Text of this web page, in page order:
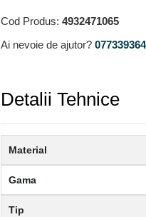
Cod Produs: 4932471065
Ai nevoie de ajutor?
Detalii Tehnice
Material
Gama
Tip